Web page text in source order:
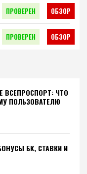
ПРОВЕРЕН ОБЗОР
ПРОВЕРЕН ОБЗОР
ВСЕПРОСПОРТ: ЧТО
ПОЛЬЗОВАТЕЛЮ
БОНУСЫ БК, СТАВКИ И